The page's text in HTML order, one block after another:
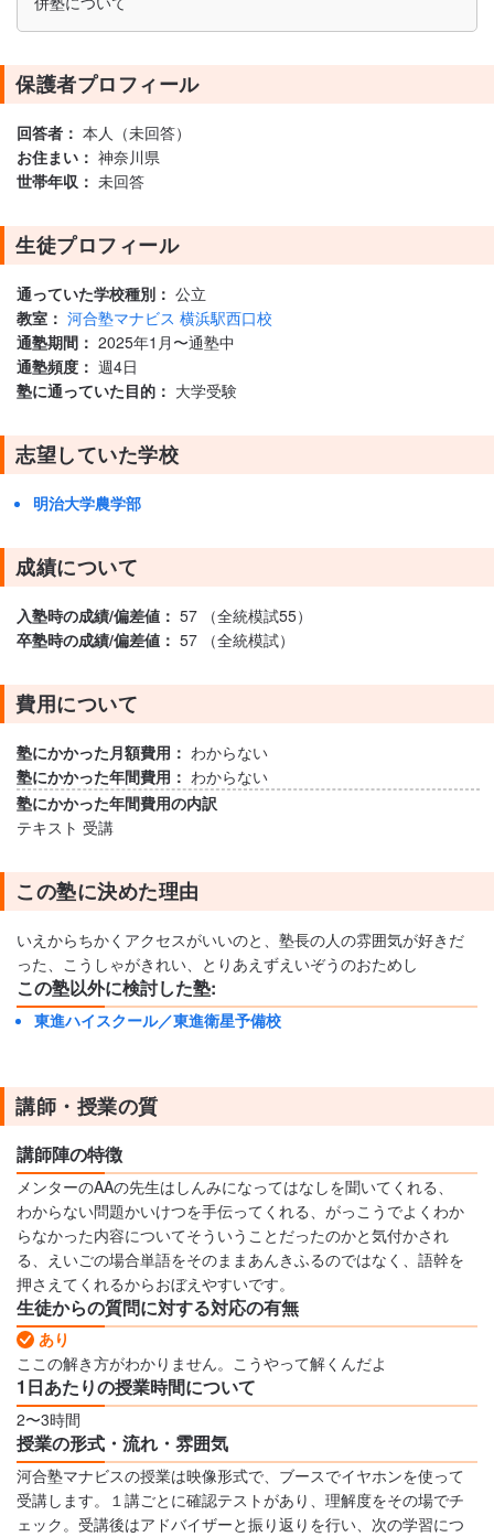
保護者プロフィール
回答者： 本人（未回答）
お住まい： 神奈川県
世帯年収： 未回答
生徒プロフィール
通っていた学校種別： 公立
教室： 河合塾マナビス 横浜駅西口校
通塾期間： 2025年1月〜通塾中
通塾頻度： 週4日
塾に通っていた目的： 大学受験
志望していた学校
明治大学農学部
成績について
入塾時の成績/偏差値： 57 （全統模試55）
卒塾時の成績/偏差値： 57 （全統模試）
費用について
塾にかかった月額費用： わからない
塾にかかった年間費用： わからない
塾にかかった年間費用の内訳
テキスト 受講
この塾に決めた理由
いえからちかくアクセスがいいのと、塾長の人の雰囲気が好きだ
った、こうしゃがきれい、とりあえずえいぞうのおためし
この塾以外に検討した塾:
東進ハイスクール／東進衛星予備校
講師・授業の質
講師陣の特徴
メンターのAAの先生はしんみになってはなしを聞いてくれる、
わからない問題かいけつを手伝ってくれる、がっこうでよくわか
らなかった内容についてそういうことだったのかと気付かされ
る、えいごの場合単語をそのままあんきふるのではなく、語幹を
押さえてくれるからおぼえやすいです。
生徒からの質問に対する対応の有無
あり
ここの解き方がわかりません。こうやって解くんだよ
1日あたりの授業時間について
2〜3時間
授業の形式・流れ・雰囲気
河合塾マナビスの授業は映像形式で、ブースでイヤホンを使って
受講します。１講ごとに確認テストがあり、理解度をその場でチ
ェック。受講後はアドバイザーと振り返りを行い、次の学習につ